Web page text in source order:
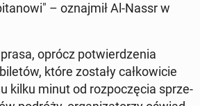
– oznaj­mił Al-Nassr w
oprócz po­twier­dze­nia
które zostały cał­ko­wi­cie
kilku minut od roz­po­czę­cia sprze­